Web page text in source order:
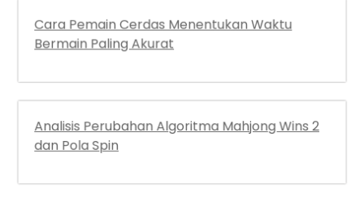
Cara Pemain Cerdas Menentukan Waktu
Bermain Paling Akurat
Analisis Perubahan Algoritma Mahjong Wins 2
dan Pola Spin